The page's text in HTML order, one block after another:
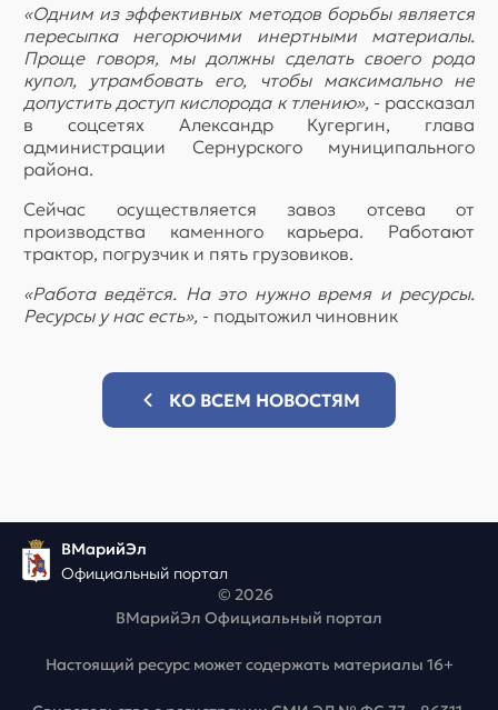
«Одним из эффективных методов борьбы является
пересыпка негорючими инертными материалы.
Проще говоря, мы должны сделать своего рода
купол, утрамбовать его, чтобы максимально не
допустить доступ кислорода к тлению», - рассказал
в соцсетях Александр Кугергин, глава
администрации Сернурского муниципального
района.
Сейчас осуществляется завоз отсева от
производства каменного карьера. Работают
трактор, погрузчик и пять грузовиков.
«Работа ведётся. На это нужно время и ресурсы.
Ресурсы у нас есть», - подытожил чиновник
КО ВСЕМ НОВОСТЯМ
ВМарийЭл
Официальный портал
© 2026
ВМарийЭл Официальный портал
Настоящий ресурс может содержать материалы 16+